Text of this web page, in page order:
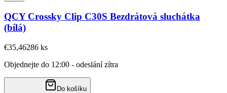
QCY Crossky Clip C30S Bezdrátová sluchátka
(bílá)
€35,46286 ks
Objednejte do 12:00 - odeslání zítra
Do košíku